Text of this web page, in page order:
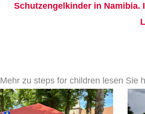
Schutzengelkinder in Namibia.
Mehr zu steps for children lesen Sie